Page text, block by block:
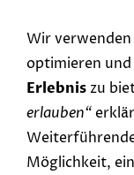
Wir verwenden
optimieren und
Erlebniszu
erlauben“
Möglichkeit,